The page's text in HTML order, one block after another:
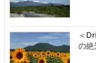
＜
の